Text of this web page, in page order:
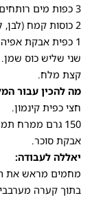
3 כפות מים רותחים.
2 כוסות קמח (לבן, לא תופח).
1 כפית אבקת אפיה.
שני שליש כוס שמן.
קצת מלח.
מה להכין עבור
חצי כפית קינמון.
150 גרם ממרח תמרים.
אבקת סוכר.
יאללה לעבודה:
מחמים מראש את התנור ל-170
בתוך קערה